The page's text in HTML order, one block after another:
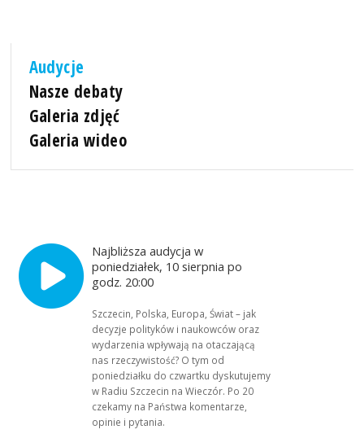
Audycje
Nasze debaty
Galeria zdjęć
Galeria wideo
Najbliższa audycja w
poniedziałek, 10 sierpnia po
godz. 20:00
Szczecin, Polska, Europa, Świat – jak
decyzje polityków i naukowców oraz
wydarzenia wpływają na otaczającą
nas rzeczywistość? O tym od
poniedziałku do czwartku dyskutujemy
w Radiu Szczecin na Wieczór. Po 20
czekamy na Państwa komentarze,
opinie i pytania.